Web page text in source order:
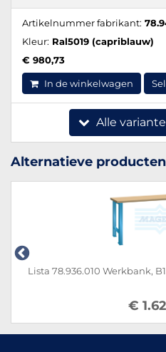
Artikelnummer fabrikant:
Kleur: Ral5019 (capriblauw)
€ 980,73
In de winkelwagen
Alle
Alternatieve producten
Lista 78.936.010 Werkbank,
€